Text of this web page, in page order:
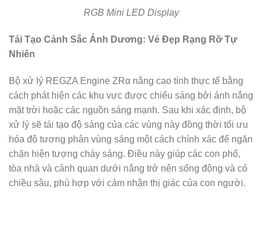
RGB Mini LED Display
Tái Tạo Cảnh Sắc Ánh Dương: Vẻ Đẹp Rạng Rỡ Tự
Nhiên
Bộ xử lý REGZA Engine ZRα nâng cao tính thực tế bằng
cách phát hiện các khu vực được chiếu sáng bởi ánh nắng
mặt trời hoặc các nguồn sáng mạnh. Sau khi xác định, bộ
xử lý sẽ tái tạo độ sáng của các vùng này đồng thời tối ưu
hóa độ tương phản vùng sáng một cách chính xác để ngăn
chặn hiện tượng cháy sáng. Điều này giúp các con phố,
tòa nhà và cảnh quan dưới nắng trở nên sống động và có
chiều sâu, phù hợp với cảm nhận thị giác của con người.